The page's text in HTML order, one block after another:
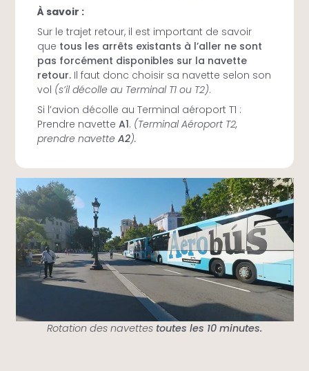
À savoir :
Sur le trajet retour, il est important de savoir
que tous les arrêts existants à l’aller ne sont
pas forcément disponibles sur la navette
retour. Il faut donc choisir sa navette selon son
vol (s’il décolle au Terminal T1 ou T2).
Si l’avion décolle au Terminal aéroport T1 :
Prendre navetteA1. (Terminal Aéroport T2,
prendre navetteA2).
Rotation des navettes toutes les 10 minutes.